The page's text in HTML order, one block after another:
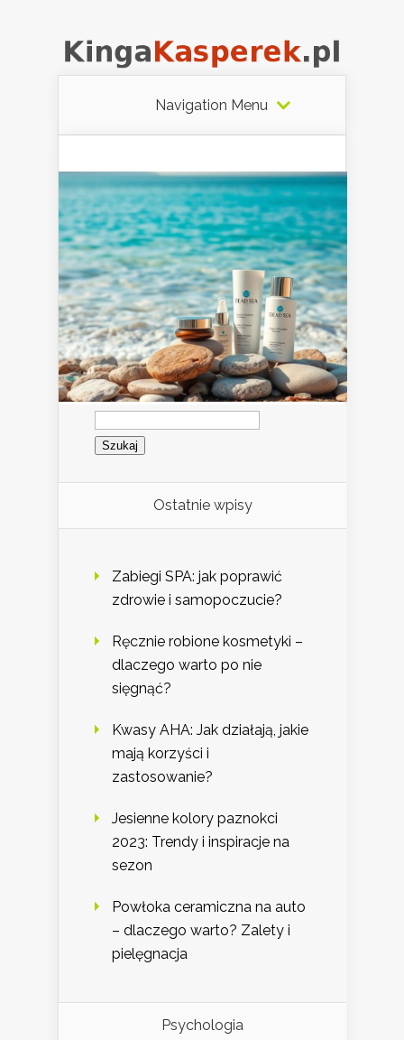
Navigation Menu
Szukaj:
Ostatnie wpisy
Zabiegi SPA: jak poprawić
zdrowie i samopoczucie?
Ręcznie robione kosmetyki –
dlaczego warto po nie
sięgnąć?
Kwasy AHA: Jak działają, jakie
mają korzyści i
zastosowanie?
Jesienne kolory paznokci
2023: Trendy i inspiracje na
sezon
Powłoka ceramiczna na auto
– dlaczego warto? Zalety i
pielęgnacja
Psychologia